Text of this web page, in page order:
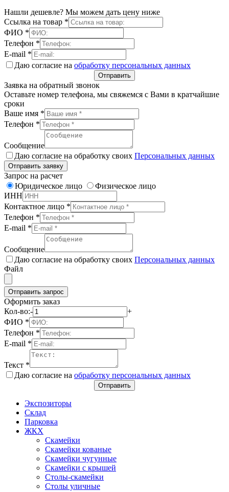
Нашли дешевле? Мы можем дать цену ниже
Ссылка на товар *
ФИО *
Телефон *
E-mail *
Даю согласие на обработку персональных данных
Отправить
Заявка на обратный звонок
Оставьте номер телефона, мы свяжемся с Вами в кратчайшие
сроки
Ваше имя *
Телефон *
Сообщение
Даю согласие на обработку своих Персональных данных
Отправить заявку
Запрос на расчет
Юридическое лицо
Физическое лицо
ИНН
Контактное лицо *
Телефон *
E-mail *
Сообщение
Даю согласие на обработку своих Персональных данных
Файл
Отправить запрос
Оформить заказ
Кол-во:-
+
ФИО *
Телефон *
E-mail *
Текст *
Даю согласие на обработку персональных данных
Отправить
Экспозиторы
Склад
Парковка
ЖКХ
Скамейки
Скамейки кованые
Скамейки чугунные
Скамейки с крышей
Столы-скамейки
Столы уличные